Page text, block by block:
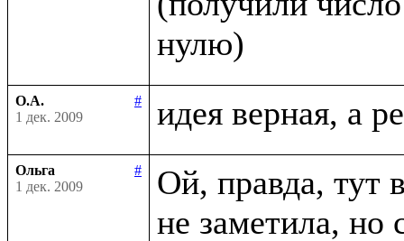
О.А.
#
1 дек. 2009
Ольга
#
1 дек. 2009
Ой, правда, тут